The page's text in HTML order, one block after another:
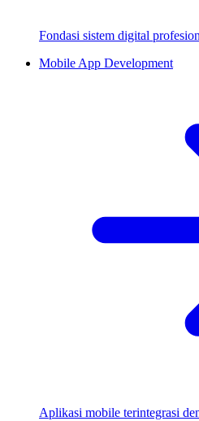
Fondasi sistem digital
Mobile App Development
Aplikasi mobile terintegrasi